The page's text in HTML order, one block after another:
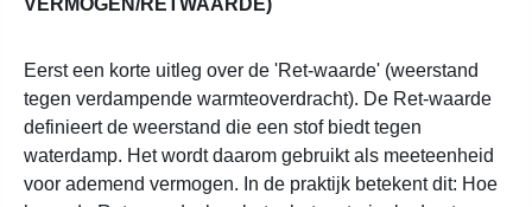
VERMOGEN/RETWAARDE)
Eerst een korte uitleg over de 'Ret-waarde' (weerstand
tegen verdampende warmteoverdracht). De Ret-waarde
definieert de weerstand die een stof biedt tegen
waterdamp. Het wordt daarom gebruikt als meeteenheid
voor ademend vermogen. In de praktijk betekent dit: Hoe